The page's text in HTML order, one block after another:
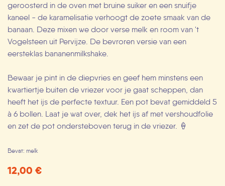
geroosterd in de oven met bruine suiker en een snuifje
kaneel - de karamelisatie verhoogt de zoete smaak van de
banaan. Deze mixen we door verse melk en room van 't
Vogelsteen uit Pervijze. De bevroren versie van een
eersteklas bananenmilkshake.
Bewaar je pint in de diepvries en geef hem minstens een
kwartiertje buiten de vriezer voor je gaat scheppen, dan
heeft het ijs de perfecte textuur. Een pot bevat gemiddeld 5
à 6 bollen. Laat je wat over, dek het ijs af met vershoudfolie
en zet de pot ondersteboven terug in de vriezer. 🍦
Bevat: melk
12,00 €